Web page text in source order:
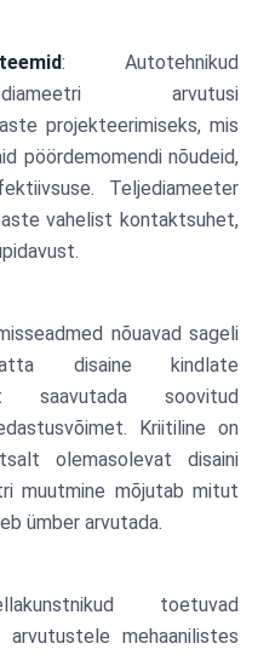
: Autotehnikud
arvutusi
projekteerimiseks, mis
pöördemomendi nõudeid,
Teljediameeter
vahelist kontaktsuhet,
nõuavad sageli
disaine kindlate
saavutada soovitud
Kriitiline on
olemasolevat disaini
muutmine mõjutab mitut
ümber arvutada.
toetuvad
mehaanilistes